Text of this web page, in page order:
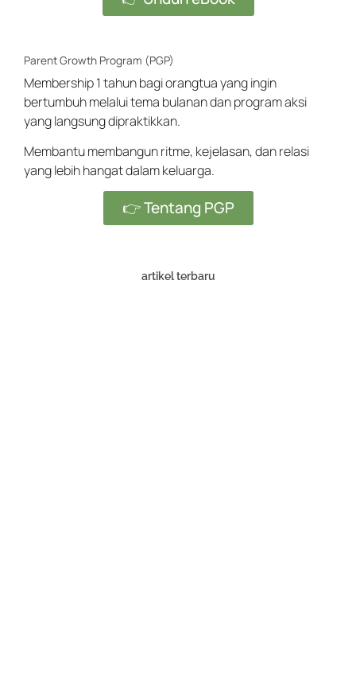
Parent Growth Program (PGP)
Membership 1 tahun bagi orangtua yang ingin
bertumbuh melalui tema bulanan dan program aksi
yang langsung dipraktikkan.
Membantu membangun ritme, kejelasan, dan relasi
yang lebih hangat dalam keluarga.
👉 Tentang PGP
artikel terbaru